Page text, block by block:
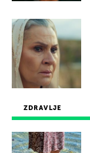
ZDRAVLJE